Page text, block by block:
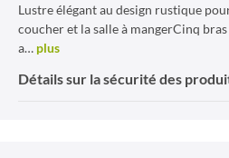
Lustre élégant au design rustique
coucher et la salle à mangerCinq
a… plus
Détails sur la sécurité des